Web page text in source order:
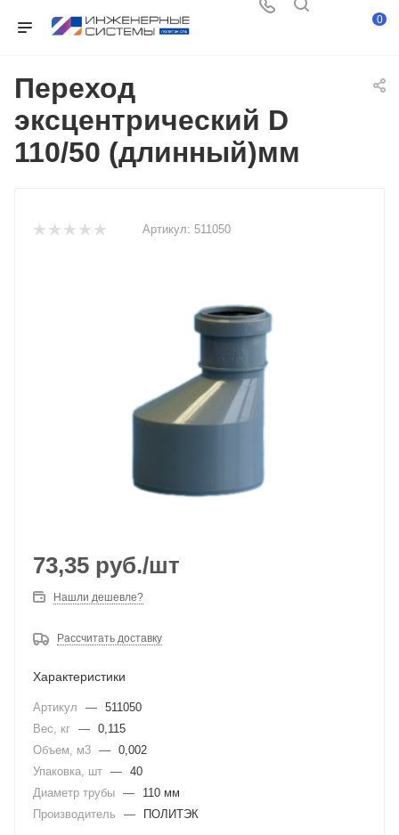
0
Переход
эксцентрический D
110/50 (длинный)мм
Артикул: 511050
73,35 руб./шт
Нашли дешевле?
Рассчитать доставку
Характеристики
Артикул — 511050
Вес, кг — 0,115
Объем, м3 — 0,002
Упаковка, шт — 40
Диаметр трубы —
110 мм
Производитель
— ПОЛИТЭК